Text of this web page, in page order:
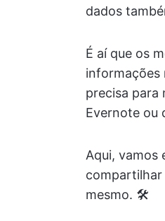
dados
É aí que os
informações
precisa para
Evernote ou
Aqui, vamos
compartilhar
mesmo. 🛠️